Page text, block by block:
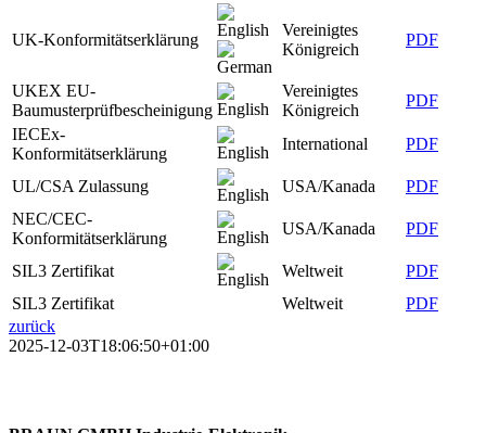
UK-Konformitätserklärung
Vereinigtes
Königreich
PDF
UKEX EU-
Baumusterprüfbescheinigung
Vereinigtes
Königreich
PDF
IECEx-
Konformitätserklärung
International PDF
UL/CSA Zulassung USA/Kanada
PDF
NEC/CEC-
Konformitätserklärung
USA/Kanada PDF
SIL3 Zertifikat Weltweit
PDF
SIL3 Zertifikat
Weltweit
PDF
zurück
2025-12-03T18:06:50+01:00